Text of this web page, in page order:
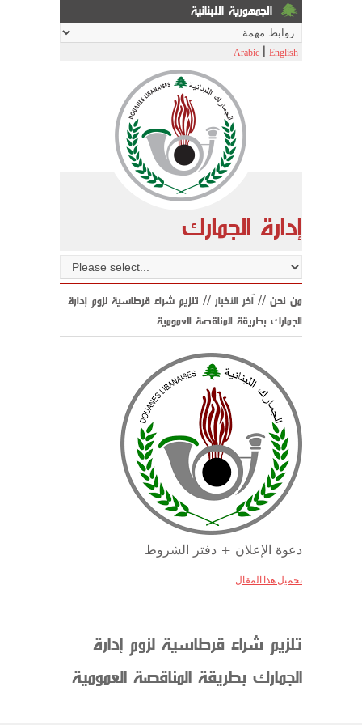
الجمهورية اللبنانية
Arabic English
إدارة الجمارك
من نحن // اّخر الأخبار// تلزيم شراء قرطاسية لزوم إدارة
الجمارك بطريقة المناقصة العمومية
دعوة الإعلان + دفتر الشروط
تحميل هذا المقال
تلزيم شراء قرطاسية لزوم إدارة
الجمارك بطريقة المناقصة العمومية